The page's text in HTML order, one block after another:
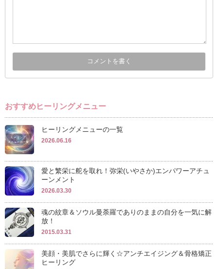
おすすめヒーリングメニュー
ヒーリングメニューの一覧
2026.06.16
愛と繁栄に舵を取れ！弥栄(いやさか)エンパワーアチュ
ーンメント
2026.03.30
魂の紋章＆ソウル曼荼羅でありのままの自分を一気に解
放！
2015.03.31
美顔・美肌でさらに輝く☆アンチエイジング＆骨格矯正
ヒーリング